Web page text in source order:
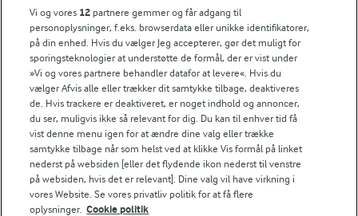
1 TIME
Culottesteg
(86)
LAKTOSEFRI MADLAVNING
Få tips til madlavning uden
laktose
Vi og vores 12 partnere gemmer og får adgang til
personoplysninger, f.eks. browserdata eller unikke identifikatorer,
på din enhed. Hvis du vælger Jeg accepterer, gør det muligt for
sporingsteknologier at understøtte de formål, der er vist under
»Vi og vores partnere behandler datafor at levere«. Hvis du
vælger Afvis alle eller trækker dit samtykke tilbage, deaktiveres
de. Hvis trackere er deaktiveret, er noget indhold og annoncer,
du ser, muligvis ikke så relevant for dig. Du kan til enhver tid få
vist denne menu igen for at ændre dine valg eller trække
samtykke tilbage når som helst ved at klikke Vis formål på linket
nederst på websiden [eller det flydende ikon nederst til venstre
på websiden, hvis det er relevant]. Dine valg vil have virkning i
vores Website. Se vores privatliv politik for at få flere
oplysninger. Cookie politik